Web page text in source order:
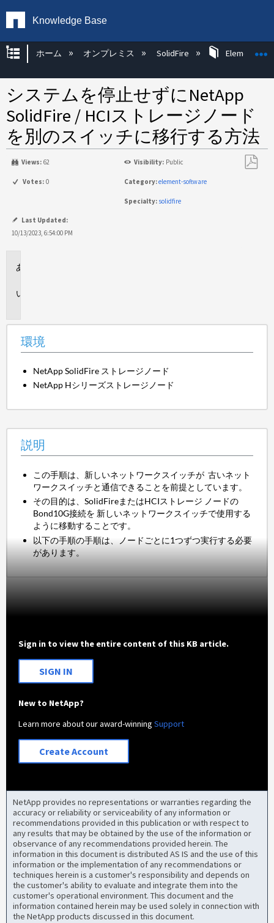
Knowledge Base
グローバル階層を展開/折りたたむ
ホーム オンプレミス SolidFire Element OS
システムを停止せずにNetApp
SolidFire / HCIストレージノード
を別のスイッチに移行する方法
Views: 62 Visibility: Public
Votes: 0 Category:element-software
Specialty: solidfire
Last Updated:
10/13/2023, 6:54:00 PM
環境
NetApp SolidFire ストレージノード
NetApp Hシリーズストレージノード
説明
この手順は、新しいネットワークスイッチが 古いネット
ワークスイッチと通信できることを前提としています。
その目的は、SolidFireまたはHCIストレージ ノードの
Bond10G接続を 新しいネットワークスイッチで使用する
ように移動することです。
以下の手順の手順は、ノードごとに1つずつ実行する必要
があります。
Sign in to view the entire content of this KB article.
SIGN IN
New to NetApp?
Learn more about our award-winningSupport
Create Account
NetApp provides no representations or warranties regarding the
accuracy or reliability or serviceability of any information or
recommendations provided in this publication or with respect to
any results that may be obtained by the use of the information or
observance of any recommendations provided herein. The
information in this document is distributed AS IS and the use of this
information or the implementation of any recommendations or
techniques herein is a customer's responsibility and depends on
the customer's ability to evaluate and integrate them into the
customer's operational environment. This document and the
information contained herein may be used solely in connection with
the NetApp products discussed in this document.